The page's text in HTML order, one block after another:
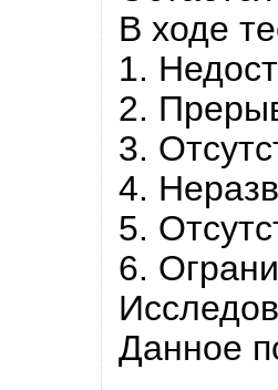
В ходе
1.
2.
3.
4.
5.
6.
Данное